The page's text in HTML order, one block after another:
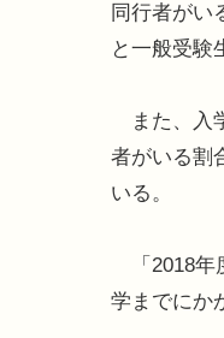
同行者がい
と一般受験
また、入
者がいる割
いる。
「2018年
学までにか